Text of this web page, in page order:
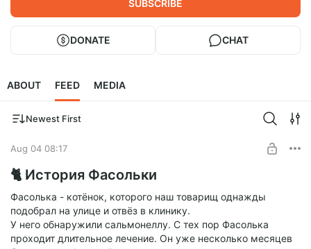
SUBSCRIBE
DONATE CHAT
ABOUT FEED MEDIA
Newest First
Aug 04 08:17
🐈 История Фасольки
Фасолька - котёнок, которого наш товарищ однажды
подобрал на улице и отвёз в клинику.
У него обнаружили сальмонеллу. С тех пор Фасолька
проходит длительное лечение. Он уже несколько месяцев